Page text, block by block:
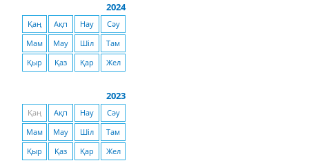
2024
Қаң Ақп Нау
Сәу
Мам
Мау Шіл
Там
Қыр
Қаз Қар Жел
2023
Қаң Ақп Нау
Сәу
Мам
Мау Шіл
Там
Қыр
Қаз Қар Жел